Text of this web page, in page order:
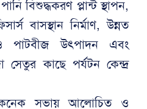
বিশুদ্ধকরণ প্লান্ট স্থাপন,
বাসস্থান নির্মাণ, উন্নত
পাটবীজ উৎপাদন এবং
সেতুর কাছে পর্যটন কেন্দ্র
সভায় আলোচিত ও